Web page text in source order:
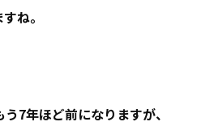
ね。
7年ほど前になりますが、